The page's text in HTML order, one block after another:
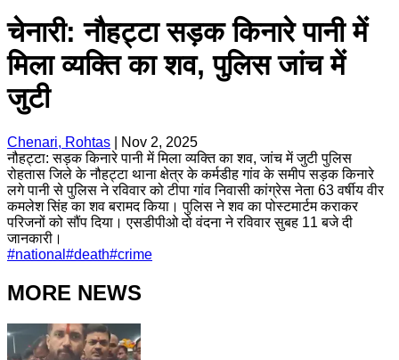
चेनारी: नौहट्टा सड़क किनारे पानी में
मिला व्यक्ति का शव, पुलिस जांच में
जुटी
Chenari, Rohtas
Nov 2, 2025
नौहट्टा: सड़क किनारे पानी में मिला व्यक्ति का शव, जांच में जुटी पुलिस
रोहतास जिले के नौहट्टा थाना क्षेत्र के कर्मडीह गांव के समीप सड़क किनारे
लगे पानी से पुलिस ने रविवार को टीपा गांव निवासी कांग्रेस नेता 63 वर्षीय वीर
कमलेश सिंह का शव बरामद किया। पुलिस ने शव का पोस्टमार्टम कराकर
परिजनों को सौंप दिया। एसडीपीओ दो वंदना ने रविवार सुबह 11 बजे दी
जानकारी।
#national #death#crime
MORE NEWS